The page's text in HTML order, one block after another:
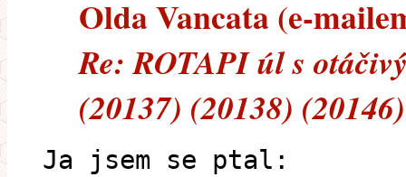
Olda Vancata (e-
Re: ROTAPI úl s
(20137) (20138) (20146)
Ja jsem se ptal: